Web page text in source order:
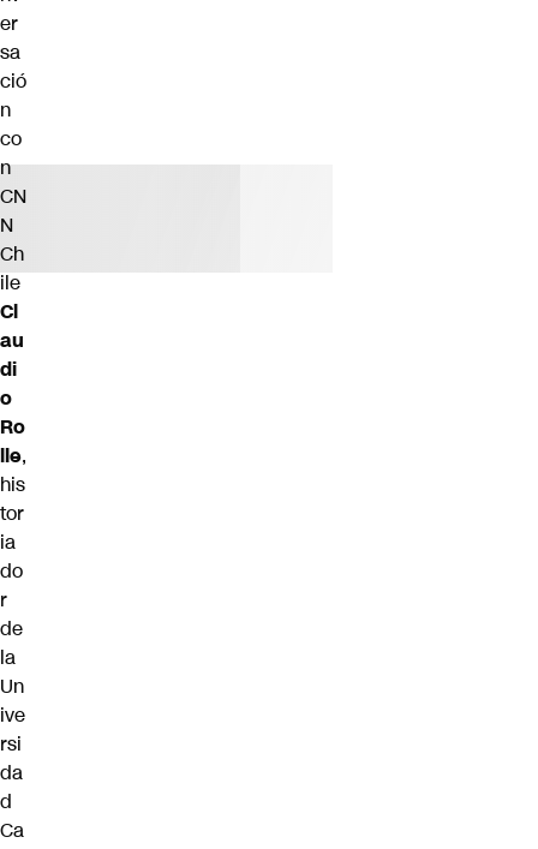
er
sa
ció
n
co
n
CN
N
Ch
ile
Cl
au
di
o
Ro
lle,
his
tor
ia
do
r
de
la
Un
ive
rsi
da
d
Ca